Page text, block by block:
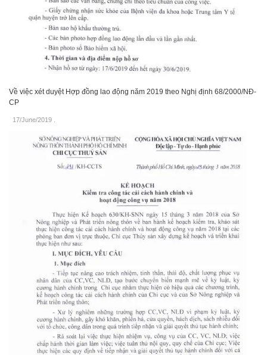
Về việc xét duyệt Hợp đồng lao động năm 2019 theo Nghị định 68/2000/NĐ-
CP
17/June/2019